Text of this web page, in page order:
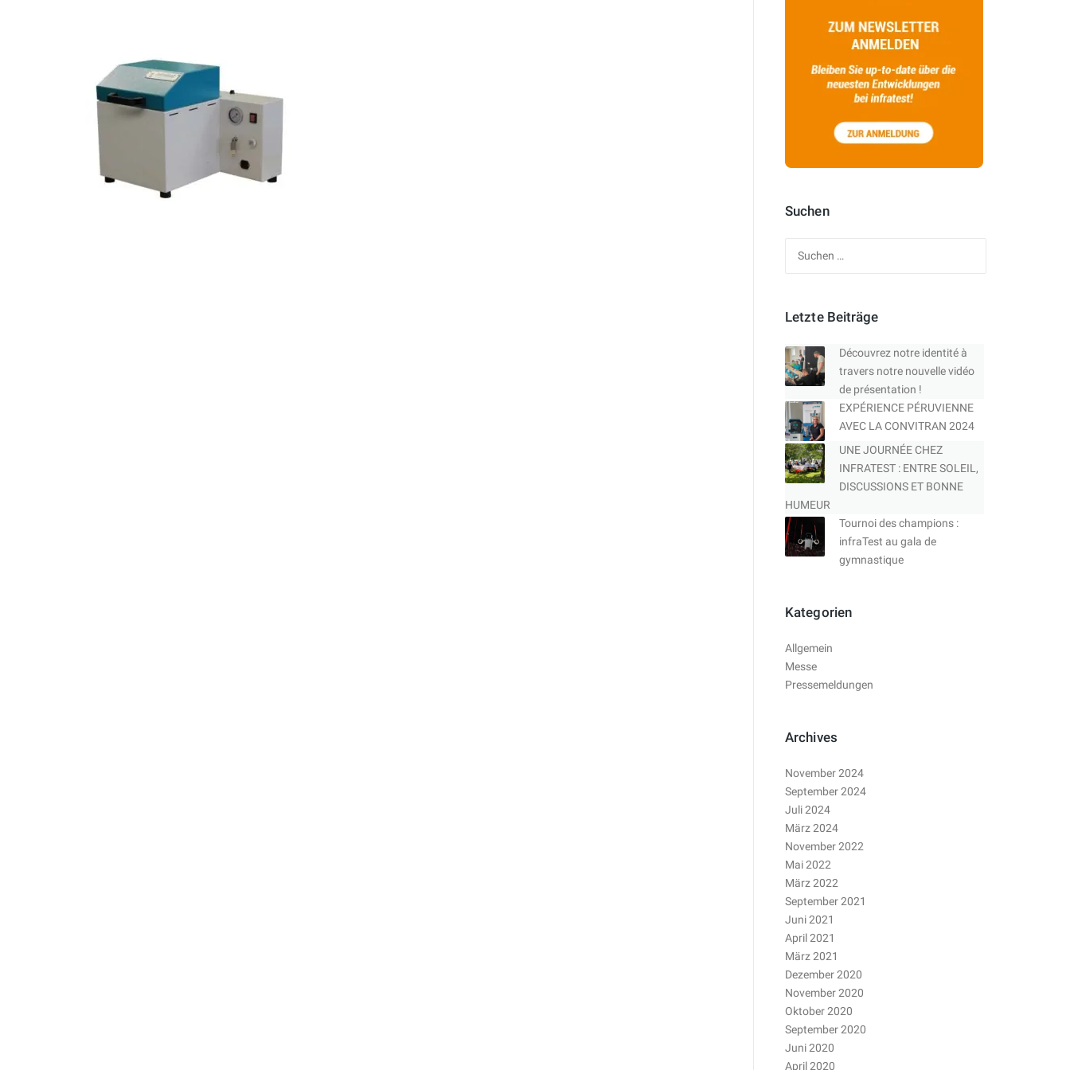
Suchen
Letzte Beiträge
Découvrez notre identité à
travers notre nouvelle vidéo
de présentation !
EXPÉRIENCE PÉRUVIENNE
AVEC LA CONVITRAN 2024
UNE JOURNÉE CHEZ
INFRATEST : ENTRE SOLEIL,
DISCUSSIONS ET BONNE
HUMEUR
Tournoi des champions :
infraTest au gala de
gymnastique
Kategorien
Allgemein
Messe
Pressemeldungen
Archives
November 2024
September 2024
Juli 2024
März 2024
November 2022
Mai 2022
März 2022
September 2021
Juni 2021
April 2021
März 2021
Dezember 2020
November 2020
Oktober 2020
September 2020
Juni 2020
April 2020